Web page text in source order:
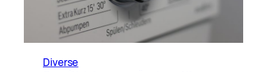
Diverse